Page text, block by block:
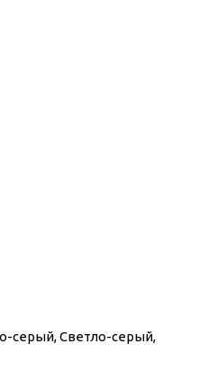
серый, Светло-серый,